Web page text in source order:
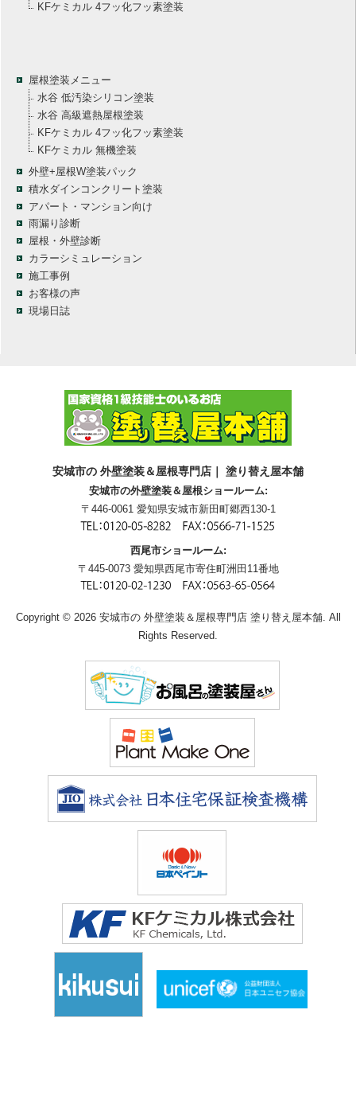
KFケミカル 4フッ化フッ素塗装
屋根塗装メニュー
水谷 低汚染シリコン塗装
水谷 高級遮熱屋根塗装
KFケミカル 4フッ化フッ素塗装
KFケミカル 無機塗装
外壁+屋根W塗装パック
積水ダインコンクリート塗装
アパート・マンション向け
雨漏り診断
屋根・外壁診断
カラーシミュレーション
施工事例
お客様の声
現場日誌
安城市の 外壁塗装＆屋根専門店｜ 塗り替え屋本舗
安城市の外壁塗装＆屋根ショールーム:
〒446-0061 愛知県安城市新田町郷西130-1
西尾市ショールーム:
〒445-0073 愛知県西尾市寄住町洲田11番地
Copyright © 2026 安城市の 外壁塗装＆屋根専門店 塗り替え屋本舗. All
Rights Reserved.